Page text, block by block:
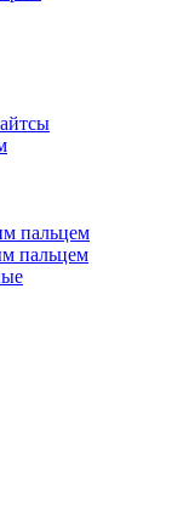
пальцем
пальцем